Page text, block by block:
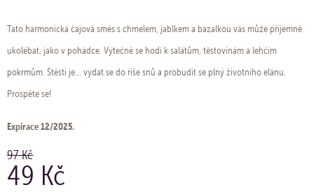
Tato harmonická čajová směs s chmelem, jablkem a bazalkou vás může příjemně
ukolébat, jako v pohádce. Výtečně se hodí k salátům, těstovinám a lehčím
pokrmům. Štěstí je... vydat se do říše snů a probudit se plný životního elánu.
Prospěte se!
Expirace 12/2025.
97 Kč
49 Kč